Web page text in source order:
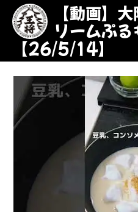
【動画】
リームぷ
【26/5/14】